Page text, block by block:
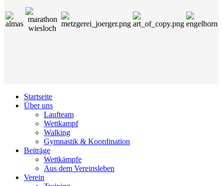
Startseite
Über uns
Laufteam
Wettkampf
Walking
Gymnastik & Koordination
Beiträge
Wettkämpfe
Aus dem Vereinsleben
Verein